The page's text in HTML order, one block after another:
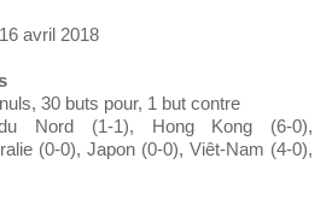
16 avril 2018
30 buts pour, 1 but contre
Nord (1-1), Hong Kong (6-0),
(0-0), Japon (0-0), Viêt-Nam (4-0),